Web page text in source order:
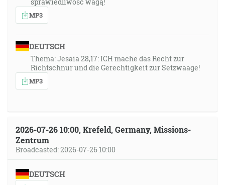
MP3
DEUTSCH
Thema: Jesaia 28,17: ICH mache das Recht zur
Richtschnur und die Gerechtigkeit zur Setzwaage!
MP3
2026-07-26 10:00, Krefeld, Germany, Missions-
Zentrum
Broadcasted: 2026-07-26 10:00
DEUTSCH